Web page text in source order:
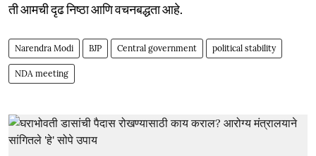
ती आमची दृढ निष्ठा आणि वचनबद्धता आहे.
Narendra Modi BJP Central government political stability
NDA meeting